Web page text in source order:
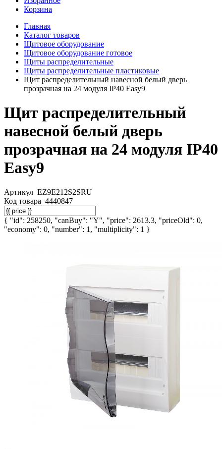
Корзина
Главная
Каталог товаров
Щитовое оборудование
Щитовое оборудование готовое
Щиты распределительные
Щиты распределительные пластиковые
Щит распределительный навесной белый дверь
прозрачная на 24 модуля IP40 Easy9
Щит распределительный
навесной белый дверь
прозрачная на 24 модуля IP40
Easy9
Артикул EZ9E212S2SRU
Код товара 4440847
{ "id": 258250, "canBuy": "Y", "price": 2613.3, "priceOld": 0,
"economy": 0, "number": 1, "multiplicity": 1 }